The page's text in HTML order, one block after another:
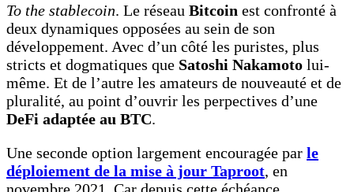
To the stablecoin. Le réseau Bitcoin est confronté à
deux dynamiques opposées au sein de son
développement. Avec d’un côté les puristes, plus
stricts et dogmatiques que Satoshi Nakamoto lui-
même. Et de l’autre les amateurs de nouveauté et de
pluralité, au point d’ouvrir les perpectives d’une
DeFi adaptée au BTC.
Une seconde option largement encouragée par le
déploiement de la mise à jour Taproot, en